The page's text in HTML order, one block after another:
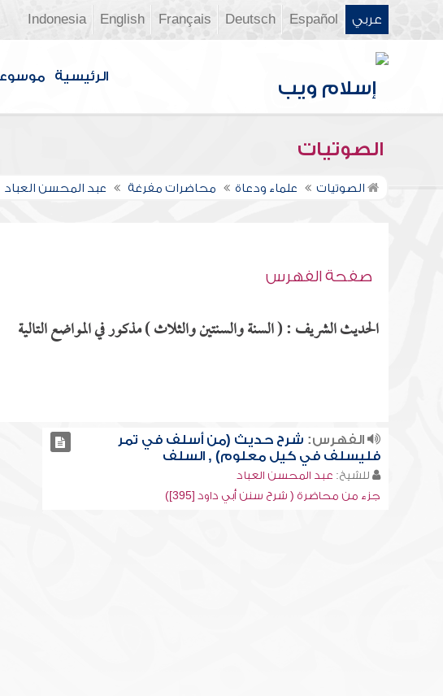
عربي Español
Deutsch
Français
English
Indonesia
الرئيسية
الصوتيات
الصوتيات علماء ودعاة محاضرات مفرغة عبد المحسن العباد
صفحة الفهرس
الحديث الشريف : ( السنة والسنتين والثلاث ) مذكور في المواضع التالية
الفهرس: شرح حديث (من أسلف في تمر
فليسلف في كيل معلوم) , السلف
للشيخ: عبد المحسن العباد
جزء من محاضرة ( شرح سنن أبي داود [395])